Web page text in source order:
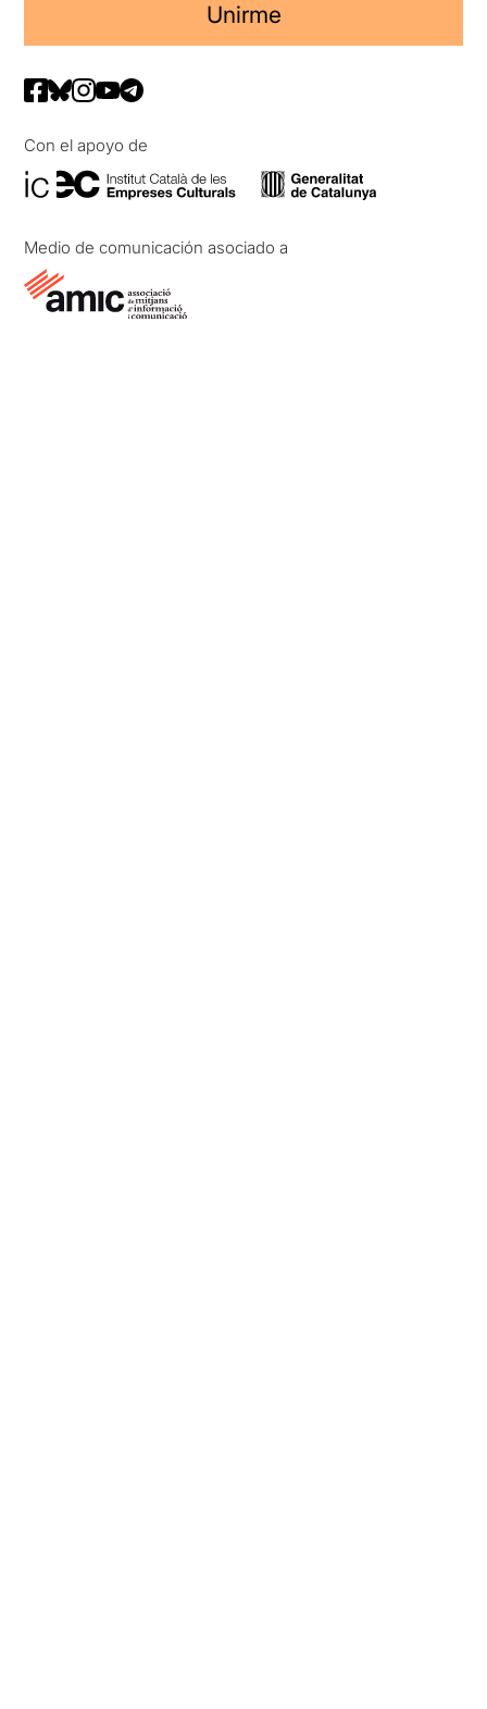
Unirme
Con el apoyo de
Medio de comunicación asociado a